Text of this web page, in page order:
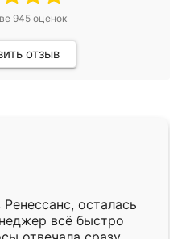
945оценок
отзыв
осталась
всё быстро